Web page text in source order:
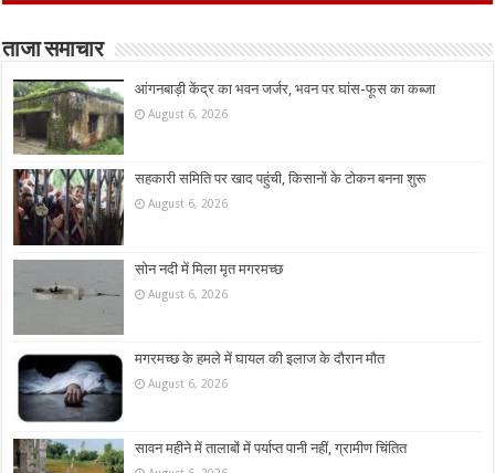
ताजा समाचार
आंगनबाड़ी केंद्र का भवन जर्जर, भवन पर घांस-फूस का कब्जा
August 6, 2026
सहकारी समिति पर खाद पहुंची, किसानों के टोकन बनना शुरू
August 6, 2026
सोन नदी में मिला मृत मगरमच्छ
August 6, 2026
मगरमच्छ के हमले में घायल की इलाज के दौरान मौत
August 6, 2026
सावन महीने में तालाबों में पर्याप्त पानी नहीं, ग्रामीण चिंतित